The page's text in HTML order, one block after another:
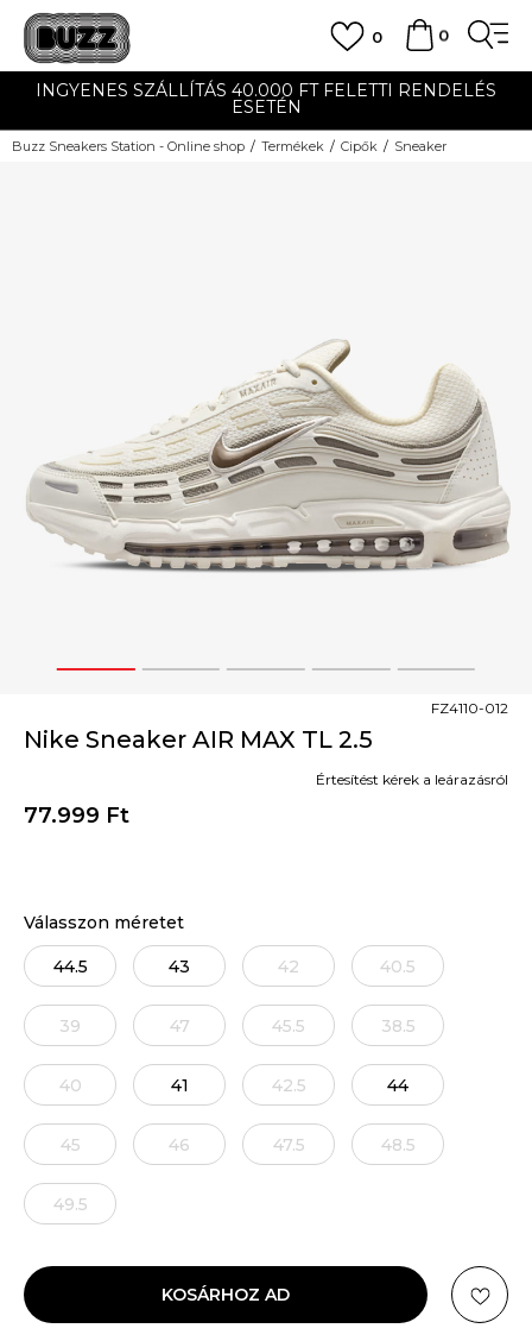
0
0
INGYENES SZÁLLÍTÁS 40.000 FT FELETTI RENDELÉS
ESETÉN
Buzz Sneakers Station - Online shop Termékek Cipők Sneaker
1 2 3 4 5
Nike Sneaker AIR MAX TL 2.5
FZ4110-012
77.999 Ft
Értesítést kérek a leárazásról
Válasszon méretet
44.5 43 42 40.5
39 47 45.5 38.5
40 41 42.5 44
45 46 47.5 48.5
49.5
KOSÁRHOZ AD